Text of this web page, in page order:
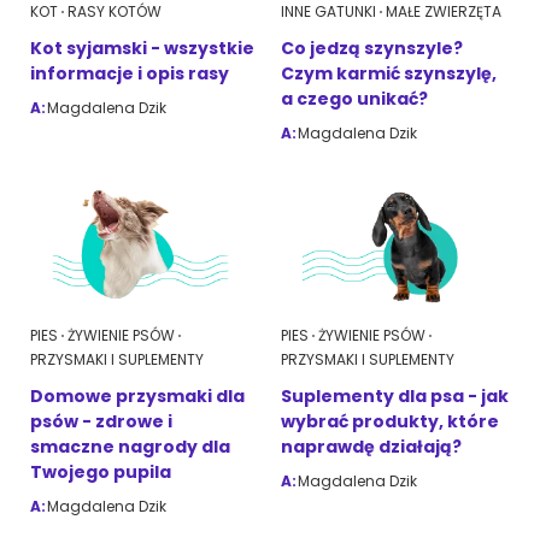
KOT RASY KOTÓW
Kot syjamski - wszystkie
informacje i opis rasy
A:Magdalena Dzik
INNE GATUNKI MAŁE ZWIERZĘTA
Co jedzą szynszyle?
Czym karmić szynszylę,
a czego unikać?
A:Magdalena Dzik
PIES ŻYWIENIE PSÓW
PRZYSMAKI I SUPLEMENTY
Domowe przysmaki dla
psów - zdrowe i
smaczne nagrody dla
Twojego pupila
A:Magdalena Dzik
PIES ŻYWIENIE PSÓW
PRZYSMAKI I SUPLEMENTY
Suplementy dla psa - jak
wybrać produkty, które
naprawdę działają?
A:Magdalena Dzik